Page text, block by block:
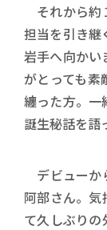
それから約
担当を引き継
岩手へ向かい
がとっても素
纏った方。一
誕生秘話を語
デビューか
阿部さん。気
て久しぶりの